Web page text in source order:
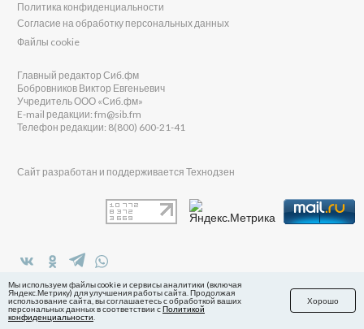
в Яндекс.Дзен
Политика конфиденциальности
Согласие на обработку персональных данных
Файлы cookie
Главный редактор Сиб.фм
Бобровников Виктор Евгеньевич
Учредитель ООО «Сиб.фм»
E-mail редакции: fm@sib.fm
Телефон редакции: 8(800) 600-21-41
Сайт разработан и поддерживается Технодзен
Мы используем файлы cookie и сервисы аналитики (включая
Яндекс.Метрику) для улучшения работы сайта. Продолжая
использование сайта, вы соглашаетесь с обработкой ваших
персональных данных в соответствии сПолитикой
конфиденциальности
Хорошо